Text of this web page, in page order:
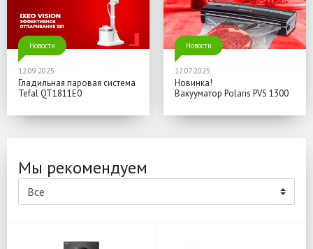
Новости
12.09.2025
Гладильная паровая система
Tefal QT1811E0
Новости
12.07.2025
Новинка!
Вакууматор Polaris PVS 1300
Мы рекомендуем